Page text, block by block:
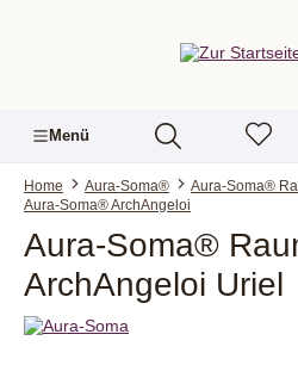
Menü
Home Aura-Soma®
Aura-Soma®
Aura-Soma® ArchAngeloi
Aura-Soma®
ArchAngeloi Uriel